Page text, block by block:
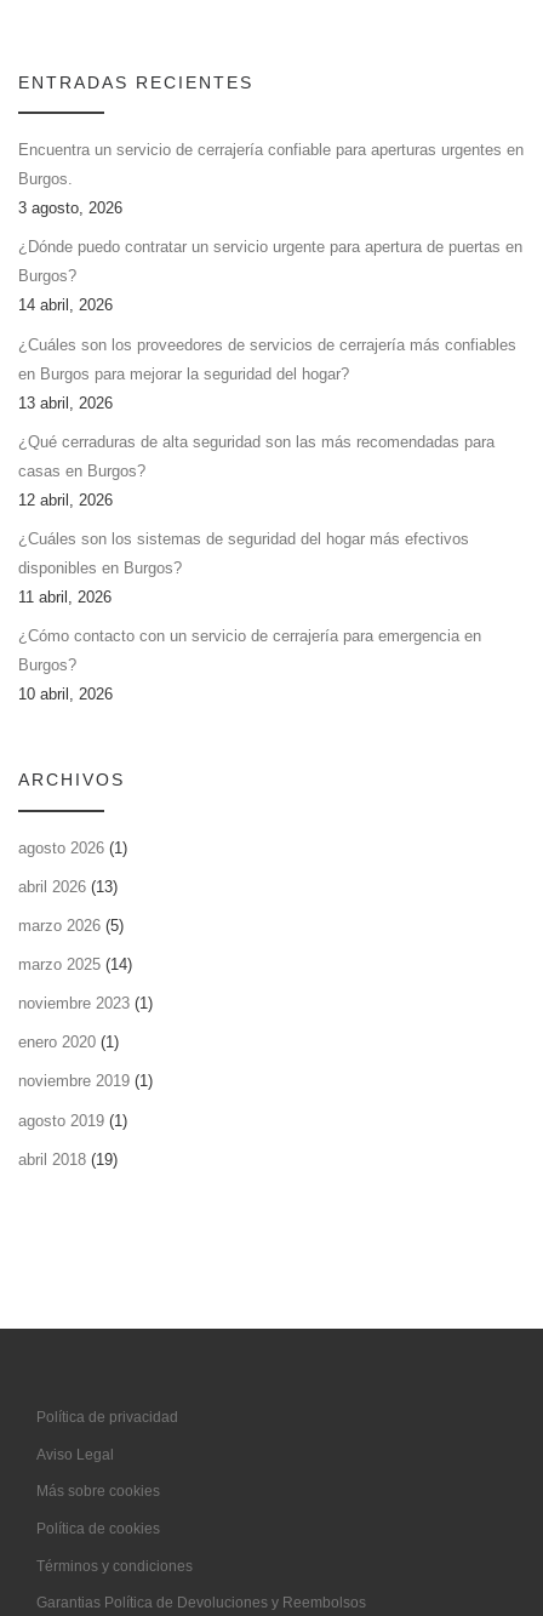
ENTRADAS RECIENTES
Encuentra un servicio de cerrajería confiable para aperturas urgentes en
Burgos.
3 agosto, 2026
¿Dónde puedo contratar un servicio urgente para apertura de puertas en
Burgos?
14 abril, 2026
¿Cuáles son los proveedores de servicios de cerrajería más confiables
en Burgos para mejorar la seguridad del hogar?
13 abril, 2026
¿Qué cerraduras de alta seguridad son las más recomendadas para
casas en Burgos?
12 abril, 2026
¿Cuáles son los sistemas de seguridad del hogar más efectivos
disponibles en Burgos?
11 abril, 2026
¿Cómo contacto con un servicio de cerrajería para emergencia en
Burgos?
10 abril, 2026
ARCHIVOS
agosto 2026 (1)
abril 2026 (13)
marzo 2026 (5)
marzo 2025 (14)
noviembre 2023 (1)
enero 2020 (1)
noviembre 2019 (1)
agosto 2019 (1)
abril 2018 (19)
Política de privacidad
Aviso Legal
Más sobre cookies
Política de cookies
Términos y condiciones
Garantias Política de Devoluciones y Reembolsos